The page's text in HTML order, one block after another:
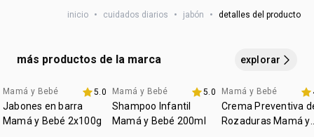
• 96% de ingredientes naturales
• ideal para el cuidado diario
húmedo del bebé con movimientos delicados. enjuaga
inicio • cuidados diarios • jabón • detalles del producto
más productos de la marca explorar
Favoritos
Mamá y Bebé 5.0
Jabones en barra
Mamá y Bebé 2x100g
Mamá y Bebé 5.0
Shampoo Infantil
Mamá y Bebé 200ml
Favoritos
Mamá y Bebé
Crema Preventiva
Rozaduras Mamá y